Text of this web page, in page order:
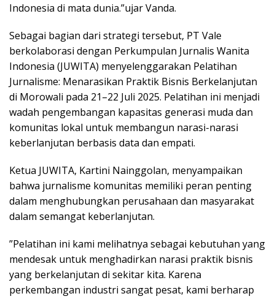
Indonesia di mata dunia.”ujar Vanda.
Sebagai bagian dari strategi tersebut, PT Vale
berkolaborasi dengan Perkumpulan Jurnalis Wanita
Indonesia (JUWITA) menyelenggarakan Pelatihan
Jurnalisme: Menarasikan Praktik Bisnis Berkelanjutan
di Morowali pada 21–22 Juli 2025. Pelatihan ini menjadi
wadah pengembangan kapasitas generasi muda dan
komunitas lokal untuk membangun narasi-narasi
keberlanjutan berbasis data dan empati.
Ketua JUWITA, Kartini Nainggolan, menyampaikan
bahwa jurnalisme komunitas memiliki peran penting
dalam menghubungkan perusahaan dan masyarakat
dalam semangat keberlanjutan.
”Pelatihan ini kami melihatnya sebagai kebutuhan yang
mendesak untuk menghadirkan narasi praktik bisnis
yang berkelanjutan di sekitar kita. Karena
perkembangan industri sangat pesat, kami berharap